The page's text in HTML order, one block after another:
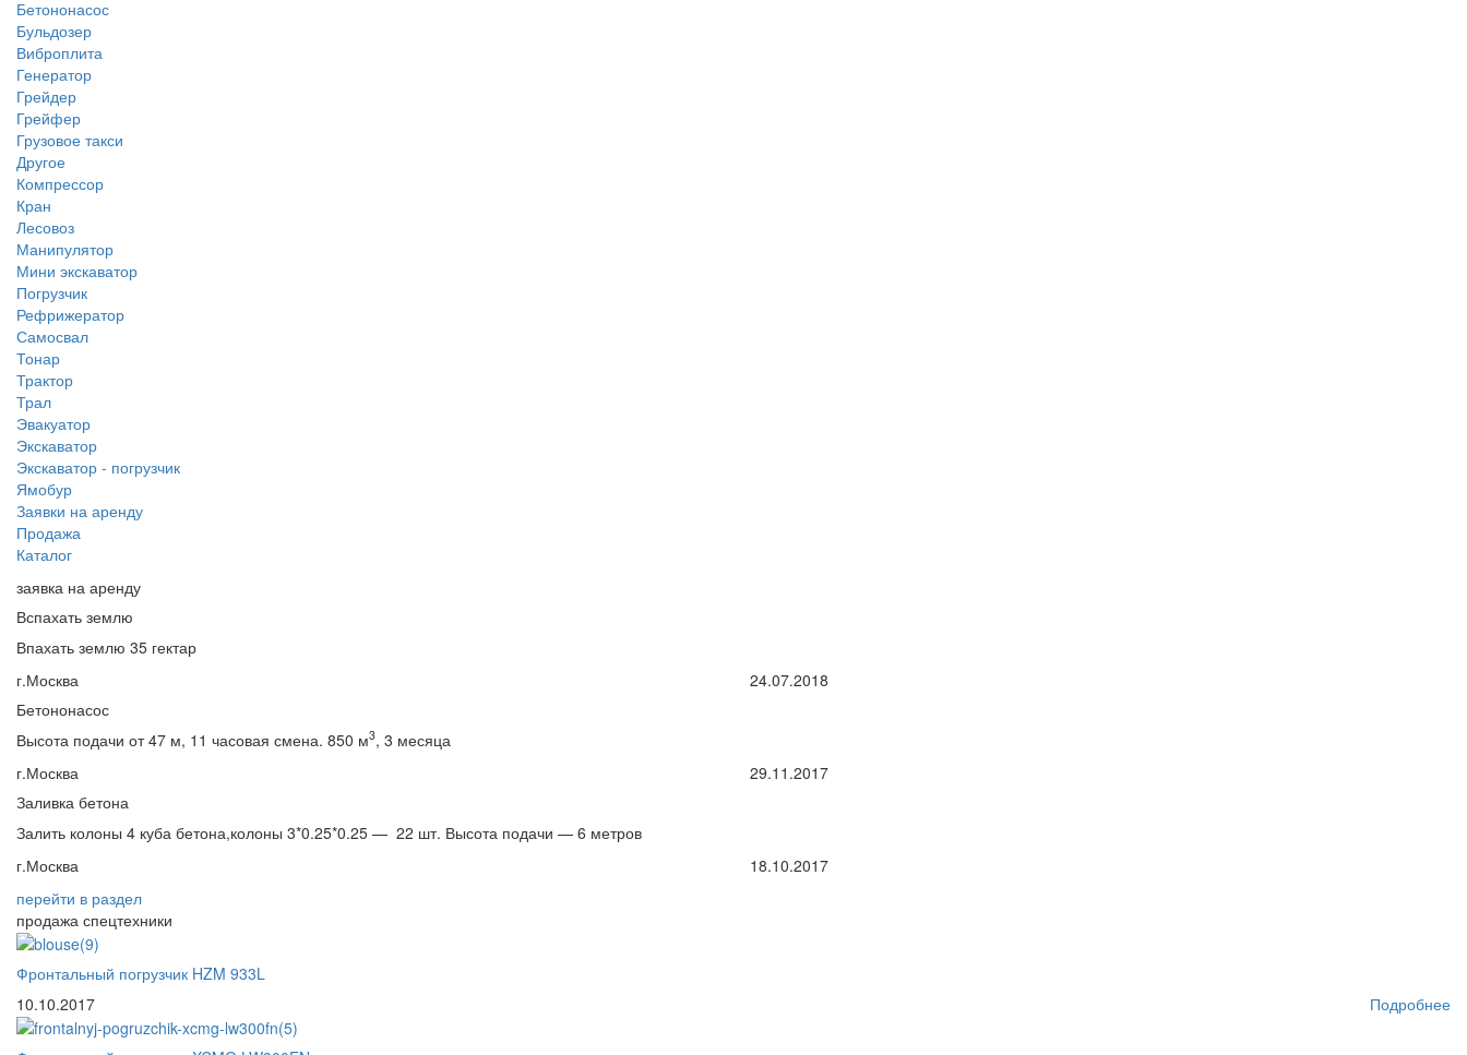
Бетононасос
Бульдозер
Виброплита
Генератор
Грейдер
Грейфер
Грузовое такси
Другое
Компрессор
Кран
Лесовоз
Манипулятор
Мини экскаватор
Погрузчик
Рефрижератор
Самосвал
Тонар
Трактор
Трал
Эвакуатор
Экскаватор
Экскаватор - погрузчик
Ямобур
Заявки на аренду
Продажа
Каталог
заявка на аренду
Вспахать землю
Впахать землю 35 гектар
г.Москва
24.07.2018
Бетононасос
Высота подачи от 47 м, 11 часовая смена. 850 м3, 3 месяца
г.Москва
29.11.2017
Заливка бетона
Залить колоны 4 куба бетона,колоны 3*0.25*0.25 — 22 шт. Высота подачи — 6 метров
г.Москва
18.10.2017
перейти в раздел
продажа спецтехники
Фронтальный погрузчик HZM 933L
10.10.2017
Подробнее